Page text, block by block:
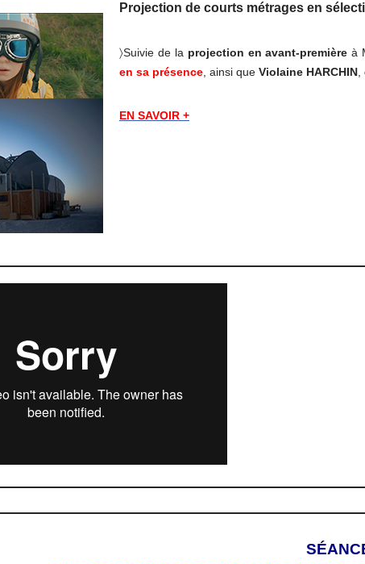
Projection de courts métrages en
〉Suivie de la projection en avant-première à
en sa présence, ainsi que Violaine HARCHIN,
EN SAVOIR +